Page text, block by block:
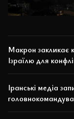
Макрон закликає
Ізраїлю для
Іранські медіа